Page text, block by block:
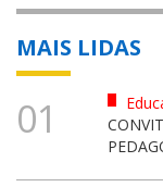
MAIS LIDAS
01